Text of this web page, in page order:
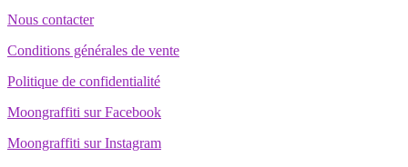
Nous contacter
Conditions générales de vente
Politique de confidentialité
Moongraffiti sur Facebook
Moongraffiti sur Instagram